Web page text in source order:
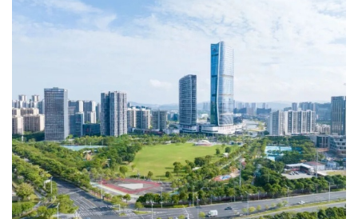
户籍居民家庭、自购房之日前在深圳连续缴纳社会保险
或个人所...